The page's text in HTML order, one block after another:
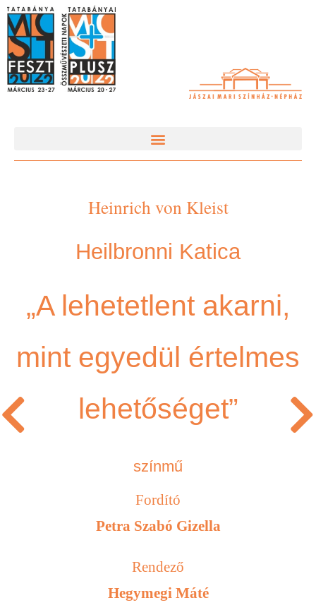
Heinrich von Kleist
Heilbronni Katica
„A lehetetlent akarni,
mint egyedül értelmes
lehetőséget”
színmű
Fordító
Petra Szabó Gizella
Rendező
Hegymegi Máté